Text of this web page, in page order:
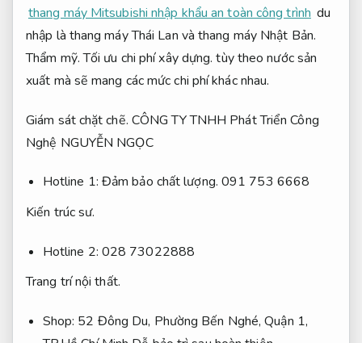
thang máy Mitsubishi nhập khẩu an toàn công trình du
nhập là thang máy Thái Lan và thang máy Nhật Bản.
Thẩm mỹ. Tối ưu chi phí xây dựng. tùy theo nước sản
xuất mà sẽ mang các mức chi phí khác nhau.
Giám sát chặt chẽ. CÔNG TY TNHH Phát Triển Công
Nghệ NGUYỄN NGỌC
Hotline 1: Đảm bảo chất lượng. 091 753 6668
Kiến trúc sư.
Hotline 2: 028 73022888
Trang trí nội thất.
Shop: 52 Đông Du, Phường Bến Nghé, Quận 1,